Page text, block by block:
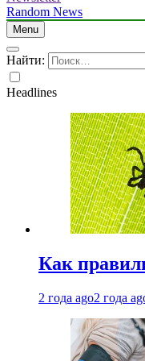
Random News
Menu
Найти:
Headlines
Как
2 года ago2 года